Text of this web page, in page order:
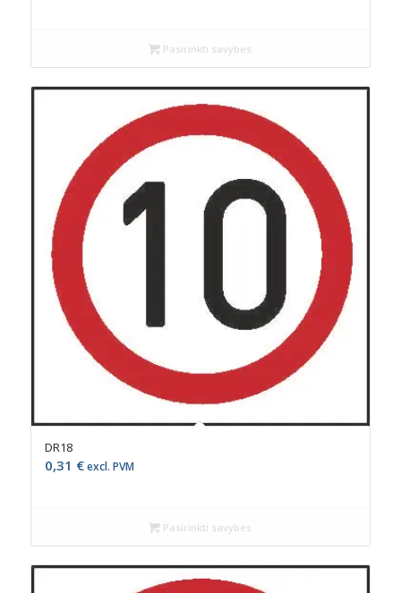
Pasirinkti savybes
DR18
0,31 €excl. PVM
Pasirinkti savybes